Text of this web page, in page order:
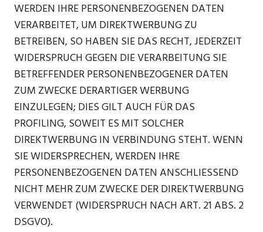
WERDEN IHRE PERSONENBEZOGENEN DATEN
VERARBEITET, UM DIREKTWERBUNG ZU
BETREIBEN, SO HABEN SIE DAS RECHT, JEDERZEIT
WIDERSPRUCH GEGEN DIE VERARBEITUNG SIE
BETREFFENDER PERSONENBEZOGENER DATEN
ZUM ZWECKE DERARTIGER WERBUNG
EINZULEGEN; DIES GILT AUCH FÜR DAS
PROFILING, SOWEIT ES MIT SOLCHER
DIREKTWERBUNG IN VERBINDUNG STEHT. WENN
SIE WIDERSPRECHEN, WERDEN IHRE
PERSONENBEZOGENEN DATEN ANSCHLIESSEND
NICHT MEHR ZUM ZWECKE DER DIREKTWERBUNG
VERWENDET (WIDERSPRUCH NACH ART. 21 ABS. 2
DSGVO).